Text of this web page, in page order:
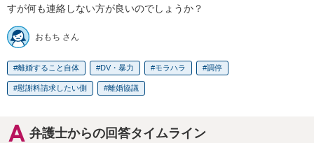
すが何も連絡しない方が良いのでしょうか？
おもち さん
離婚すること自体 DV・暴力 モラハラ 調停
慰謝料請求したい側 離婚協議
弁護士からの回答タイムライン